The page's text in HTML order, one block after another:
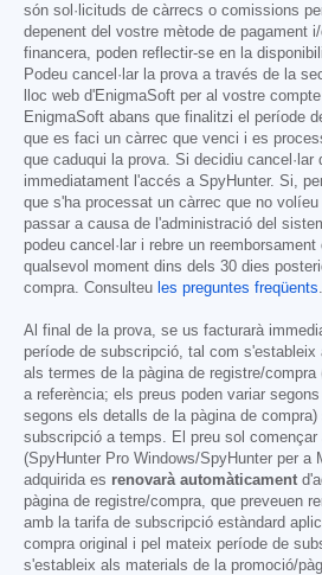
són sol·licituds de càrrecs o comissions
depenent del vostre mètode de pagament
financera, poden reflectir-se en la
Podeu cancel·lar la prova a través de la
lloc web d'EnigmaSoft per al vostre
EnigmaSoft abans que finalitzi el període
que es faci un càrrec que venci i es
que caduqui la prova. Si decidiu cancel·lar
immediatament l'accés a SpyHunter. Si,
que s'ha processat un càrrec que no
passar a causa de l'administració del
podeu cancel·lar i rebre un
qualsevol moment dins dels 30 dies
compra. Consulteu les preguntes freqüents.
Al final de la prova, se us facturarà
període de subscripció, tal com s'estableix
als termes de la pàgina de registre/compra
a referència; els preus poden variar
segons els detalls de la pàgina de compra)
subscripció a temps. El preu sol començar
(SpyHunter Pro Windows/SpyHunter per a
adquirida es renovarà automàticament
pàgina de registre/compra, que preveuen
amb la tarifa de subscripció estàndard
compra original i pel mateix període de
s'estableix als materials de la promoció/